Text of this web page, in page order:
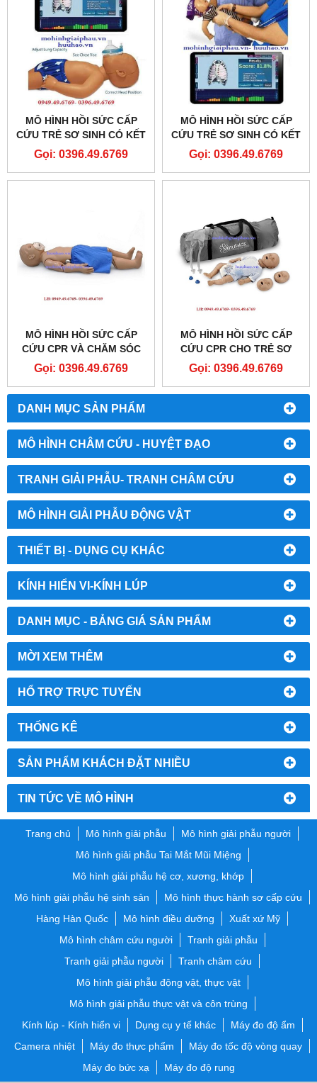
DANH MỤC SẢN PHẨM
MÔ HÌNH CHÂM CỨU - HUYỆT ĐẠO
TRANH GIẢI PHẪU- TRANH CHÂM CỨU
MÔ HÌNH GIẢI PHẪU ĐỘNG VẬT
THIẾT BỊ - DỤNG CỤ KHÁC
KÍNH HIỂN VI-KÍNH LÚP
DANH MỤC - BẢNG GIÁ SẢN PHẨM
MỜI XEM THÊM
HỔ TRỢ TRỰC TUYẾN
THỐNG KÊ
SẢN PHẨM KHÁCH ĐẶT NHIỀU
TIN TỨC VỀ MÔ HÌNH
MÔ HÌNH HỒI SỨC CẤP
CỨU TRẺ SƠ SINH CÓ KẾT
NỐI MÁY TÍNH BABY CPR
Gọi: 0396.49.6769
MÔ HÌNH HỒI SỨC CẤP
CỨU TRẺ SƠ SINH CÓ KẾT
NỐI MÁY TÍNH NEONATE
Gọi: 0396.49.6769
MÔ HÌNH HỒI SỨC CẤP
CỨU CPR VÀ CHĂM SÓC
CHẤN THƯƠNG TRẺ 1
TUỔI MODEL S111
Gọi: 0396.49.6769
MÔ HÌNH HỒI SỨC CẤP
CỨU CPR CHO TRẺ SƠ
SINH MODEL: 100-2901U
Gọi: 0396.49.6769
Trang chủ Mô hình giải phẫu
Mô hình giải phẫu người
Mô hình giải phẫu Tai Mắt Mũi Miệng
Mô hình giải phẫu hệ cơ, xương, khớp
Mô hình giải phẫu hệ sinh sản
Mô hình thực hành sơ cấp cứu
Hàng Hàn Quốc
Mô hình điều dưỡng
Xuất xứ Mỹ
Mô hình châm cứu người
Tranh giải phẫu
Tranh giải phẫu người
Tranh châm cứu
Mô hình giải phẫu động vật, thực vật
Mô hình giải phẫu thực vật và côn trùng
Kính lúp - Kính hiển vi
Dụng cụ y tế khác
Máy đo độ ẩm
Camera nhiệt
Máy đo thực phẩm
Máy đo tốc độ vòng quay
Máy đo bức xạ
Máy đo độ rung